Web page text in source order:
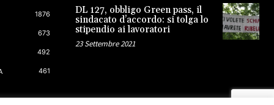
1876
673
492
461
DL 127, obbligo Green pass, il
sindacato d’accordo: si tolga lo
stipendio ai lavoratori
23 Settembre 2021